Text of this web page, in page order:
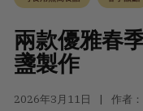
兩款優雅春
盞製作
2026年3月11日 作者